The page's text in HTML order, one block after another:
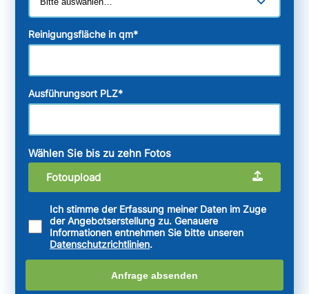
Reinigungsfläche in qm*
Ausführungsort PLZ*
Wählen Sie bis zu zehn Fotos
Fotoupload
Ich stimme der Erfassung meiner Daten im Zuge
der Angebotserstellung zu. Genauere
Informationen entnehmen Sie bitte unseren
Datenschutzrichtlinien.
Anfrage absenden